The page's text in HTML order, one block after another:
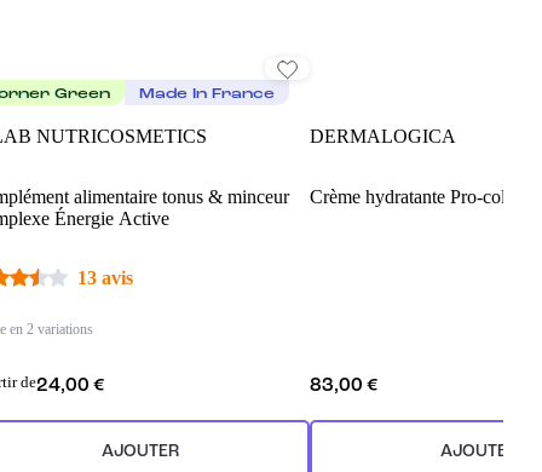
Green Made In France
NUTRICOSMETICS
alimentaire tonus & minceur
Énergie Active
13 avis
en 2 variations
de24,00 €
AJOUTER
DERMALOGICA
Crème hydratante Pro-
83,00 €
AJOUTER